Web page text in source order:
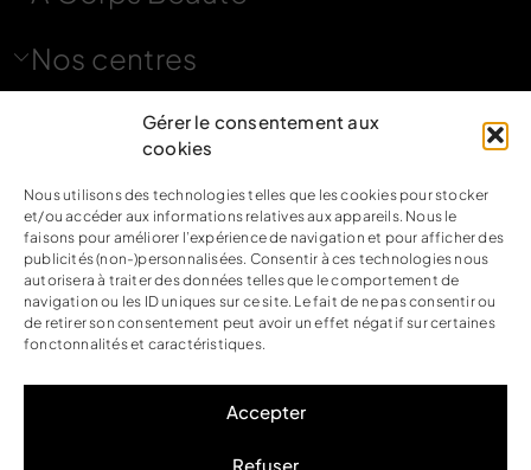
Gérer le consentement aux
cookies
Nous utilisons des technologies telles que les cookies pour stocker
et/ou accéder aux informations relatives aux appareils. Nous le
faisons pour améliorer l’expérience de navigation et pour afficher des
publicités (non-)personnalisées. Consentir à ces technologies nous
autorisera à traiter des données telles que le comportement de
navigation ou les ID uniques sur ce site. Le fait de ne pas consentir ou
de retirer son consentement peut avoir un effet négatif sur certaines
fonctonnalités et caractéristiques.
Accepter
Refuser
Nos centres
Nous contacter
Nous suivre
Mentions légales